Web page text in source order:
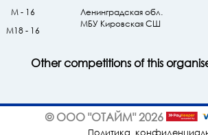
Ленинградская обл.
МБУ Кировская СШ
М - 16
М18 - 16
Other competitions of this
© ООО "ОТАЙМ" 2026